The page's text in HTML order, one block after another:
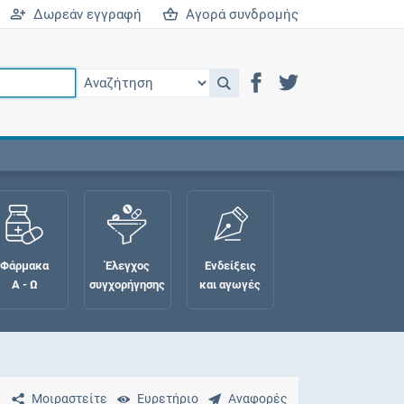
Δωρεάν εγγραφή Αγορά συνδρομής
Φάρμακα
Α - Ω
Έλεγχος
συγχορήγησης
Ενδείξεις
και αγωγές
Μοιραστείτε Ευρετήριο Αναφορές